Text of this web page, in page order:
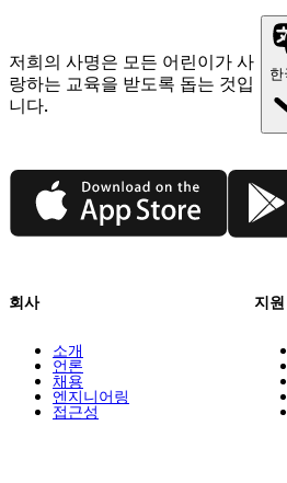
저희의 사명은 모든 어린이가 사
랑하는 교육을 받도록 돕는 것입
니다.
한
App Store
회사
소개
언론
채용
엔지니어링
접근성
지원